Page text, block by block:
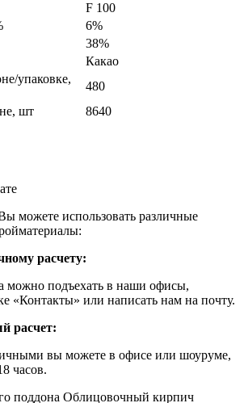
F 100
6%
38%
Какао
упаковке,
480
шт
8640
можете использовать различные
расчету:
можно подъехать в наши офисы,
«Контакты» или написать нам на почту.
расчет:
вы можете в офисе или шоуруме,
часов.
поддона Облицовочный кирпич